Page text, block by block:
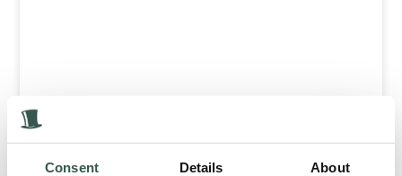
Consent Details About
Humor was zijn tweede natuur.